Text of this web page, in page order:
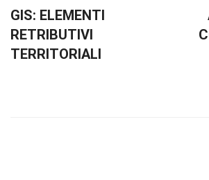
navigation
GIS: ELEMENTI
RETRIBUTIVI
TERRITORIALI